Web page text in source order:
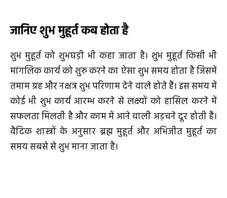
जानिए शुभ मुहूर्त कब होता है
शुभ मुहूर्त को शुभघड़ी भी कहा जाता है। शुभ मुहूर्त किसी भी
मांगलिक कार्य को शुरु करने का ऐसा शुभ समय होता है जिसमें
तमाम ग्रह और नक्षत्र शुभ परिणाम देने वाले होते हैं। इस समय में
कोई भी शुभ कार्य आरम्भ करने से लक्ष्यों को हासिल करने में
सफलता मिलती है और काम में आने वाली अड़चने दूर होती हैं।
वैदिक शास्त्रों के अनुसार ब्रह्म मुहूर्त और अभिजीत मुहूर्त का
समय सबसे से शुभ माना जाता है।